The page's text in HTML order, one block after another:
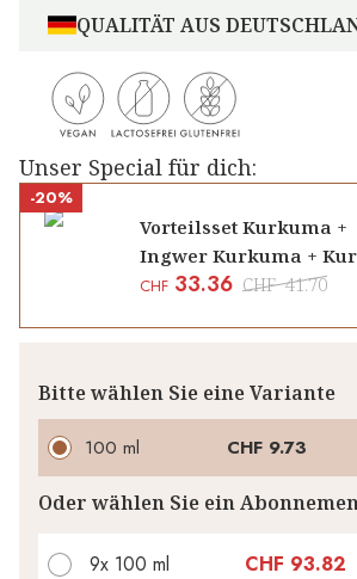
QUALITÄT AUS
Unser Special für dich:
-20%
Vorteilsset Kurkuma +
Ingwer Kurkuma +
Sanddorn Konzentrat
CHF 33.36 CHF 41.70
Bitte wählen Sie eine Variante
100 ml CHF 9.73
Oder wählen Sie ein
9x 100 ml CHF 93.82